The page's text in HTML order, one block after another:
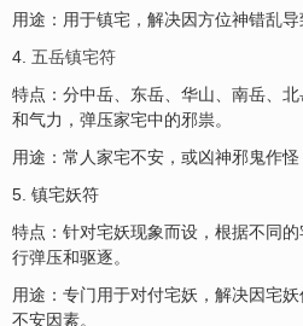
用途：用于镇宅，解决因方位神错乱导
4. 五岳镇宅符
特点：分中岳、东岳、华山、南岳、
和气力，弹压家宅中的邪祟。
用途：常人家宅不安，或凶神邪鬼作怪
5. 镇宅妖符
特点：针对宅妖现象而设，根据不同
行弹压和驱逐。
用途：专门用于对付宅妖，解决因宅
不安因素。